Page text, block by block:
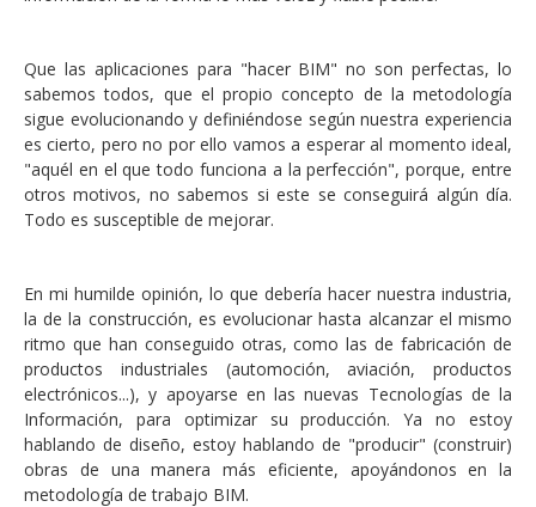
Que las aplicaciones para "hacer BIM" no son perfectas, lo
sabemos todos, que el propio concepto de la metodología
sigue evolucionando y definiéndose según nuestra experiencia
es cierto, pero no por ello vamos a esperar al momento ideal,
"aquél en el que todo funciona a la perfección", porque, entre
otros motivos, no sabemos si este se conseguirá algún día.
Todo es susceptible de mejorar.
En mi humilde opinión, lo que debería hacer nuestra industria,
la de la construcción, es evolucionar hasta alcanzar el mismo
ritmo que han conseguido otras, como las de fabricación de
productos industriales (automoción, aviación, productos
electrónicos...), y apoyarse en las nuevas Tecnologías de la
Información, para optimizar su producción. Ya no estoy
hablando de diseño, estoy hablando de "producir" (construir)
obras de una manera más eficiente, apoyándonos en la
metodología de trabajo BIM.